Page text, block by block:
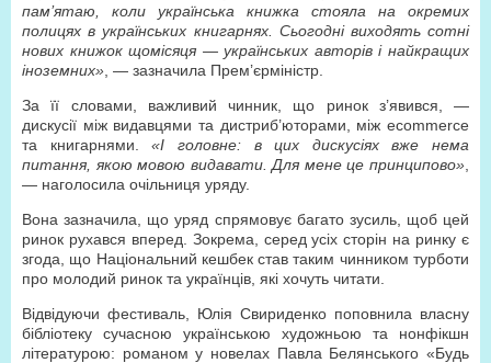
пам’ятаю, коли українська книжка стояла на окремих
полицях в українських книгарнях. Сьогодні виходять сотні
нових книжок щомісяця — українських авторів і найкращих
іноземних» , — зазначила Прем’єр­міністр.
За її словами, важливий чинник, що ринок з’явився, —
дискусії між видавцями та дистриб’юторами, між e­commerce
та книгарнями.«І головне: в цих дискусіях вже нема
питання, якою мовою видавати. Для мене це принципово»
— наголосила очільниця уряду.
Вона зазначила, що уряд спрямовує багато зусиль, щоб цей
ринок рухався вперед. Зокрема, серед усіх сторін на ринку є
згода, що Національний кешбек став таким чинником турботи
про молодий ринок та українців, які хочуть читати.
Відвідуючи фестиваль, Юлія Свириденко поповнила власну
бібліотеку сучасною українською художньою та нон­фікшн
літературою: романом у новелах Павла Белянського «Будь